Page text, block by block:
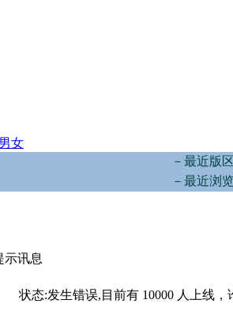
女
－最近版
－最近浏
示讯息
状态:发生错误,目前有 10000 人上线